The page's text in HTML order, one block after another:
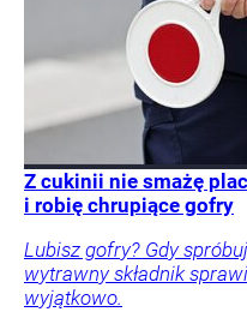
Z cukinii nie smażę
i robię chrupiące gofry
Lubisz gofry? Gdy
wytrawny składnik
wyjątkowo.